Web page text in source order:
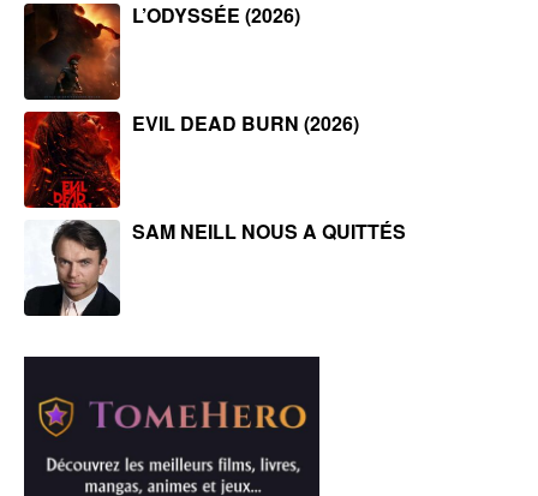
L’ODYSSÉE (2026)
EVIL DEAD BURN (2026)
SAM NEILL NOUS A QUITTÉS